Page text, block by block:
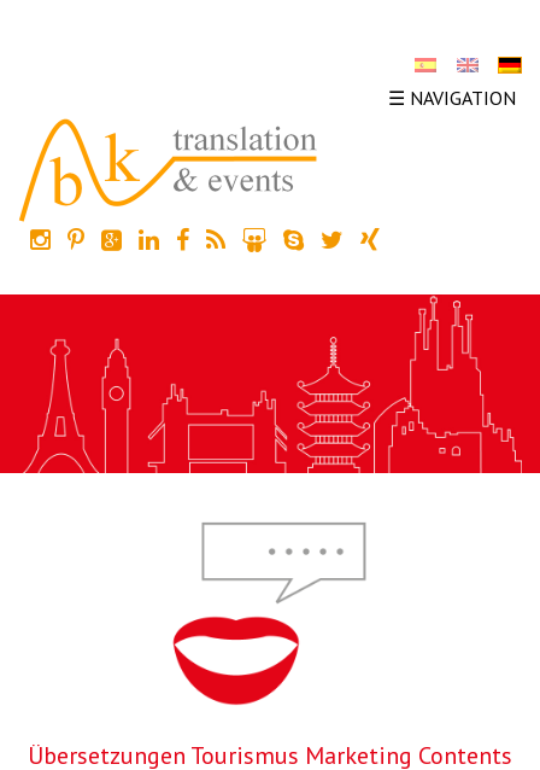
☰ NAVIGATION
Übersetzungen Tourismus Marketing Contents